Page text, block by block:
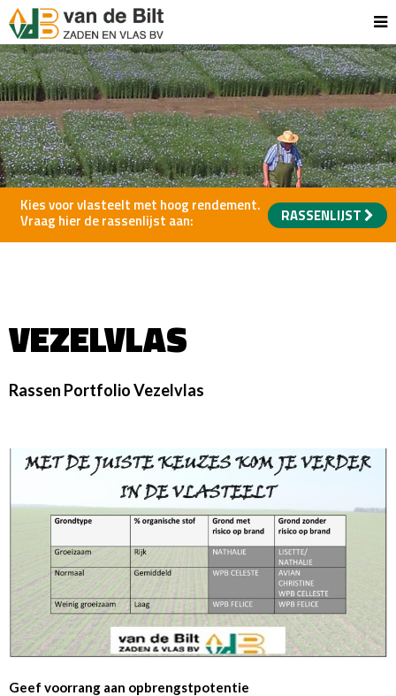
RASSENLIJST
Kies voor vlasteelt met hoog rendement.
Vraag hier de rassenlijst aan:
VEZELVLAS
Rassen Portfolio Vezelvlas
Geef voorrang aan opbrengstpotentie